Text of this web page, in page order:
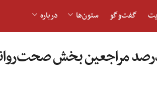
گفت‌و‎گو ستون‌ها درباره
چهار ماه گذشته ۸۰درصد مراجعین بخش